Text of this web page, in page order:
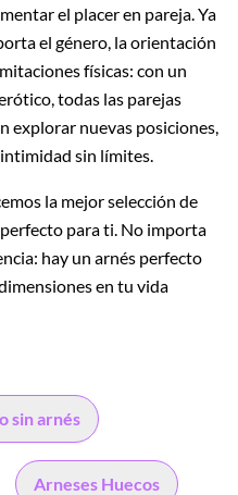
el placer en pareja. Ya
el género, la orientación
físicas: con un
todas las parejas
explorar nuevas posiciones,
sin límites.
la mejor selección de
para ti. No importa
hay un arnés perfecto
en tu vida
sin arnés
Arneses Huecos